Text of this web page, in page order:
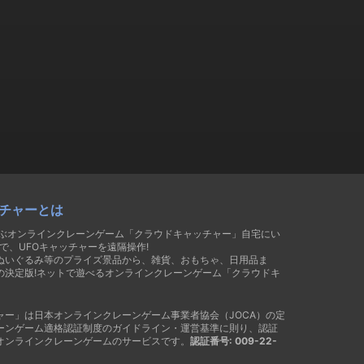
ャーとは
オンラインクレーンゲーム「クラウドキャッチャー」自宅にい
、UFOキャッチャーを遠隔操作!
いぐるみ等のプライズ景品から、雑貨、おもちゃ、日用品ま
決定版!ネットで遊べるオンラインクレーンゲーム「クラウドキ
ー」は日本オンラインクレーンゲーム事業者協会（JOCA）の定
ンゲーム適格認証制度のガイドライン・運営基準に則り、認証
ラインクレーンゲームのサービスです。 認証番号: 009-22-